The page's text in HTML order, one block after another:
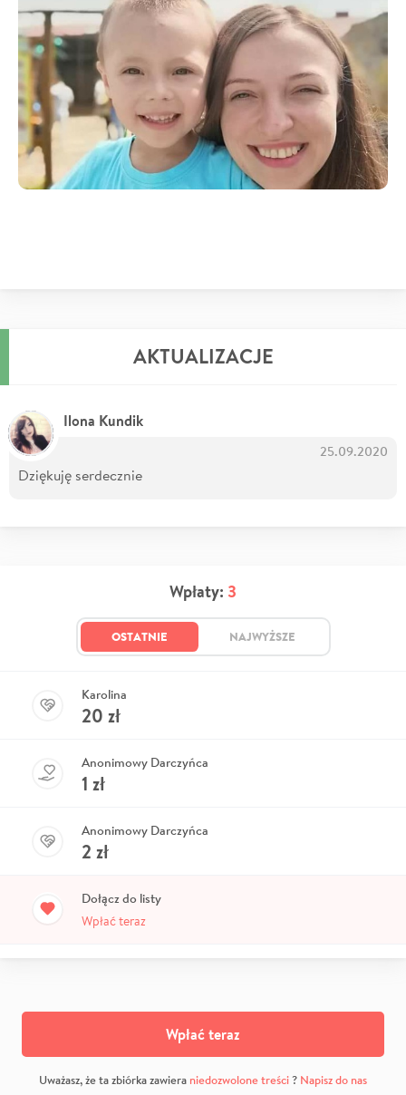
AKTUALIZACJE
Ilona Kundik
25.09.2020
Dziękuję serdecznie
Wpłaty: 3
OSTATNIE NAJWYŻSZE
Karolina
20 zł
Anonimowy Darczyńca
1 zł
Anonimowy Darczyńca
2 zł
Dołącz do listy
Wpłać teraz
Wpłać teraz
Uważasz, że ta zbiórka zawiera niedozwolone treści? Napisz do nas